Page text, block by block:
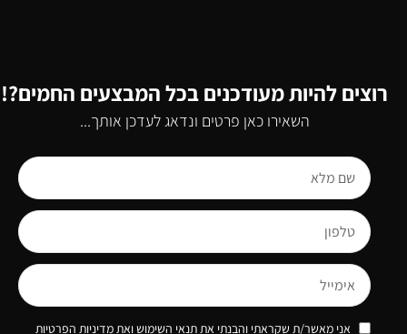
רוצים להיות מעודכנים בכל המבצעים החמים?!
השאירו כאן פרטים ונדאג לעדכן אותך...
אני מאשר/ת שקראתי והבנתי את תנאי השימוש ואת מדיניות הפרטיות